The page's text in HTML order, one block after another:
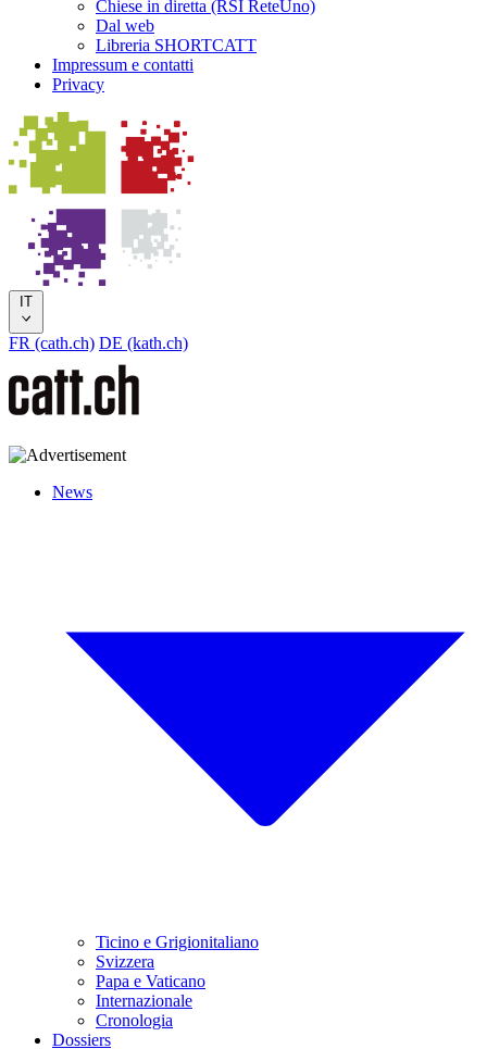
Chiese in diretta (RSI ReteUno)
Dal web
Libreria SHORTCATT
Impressum e contatti
Privacy
IT
FR (cath.ch) DE (kath.ch)
News
Ticino e Grigionitaliano
Svizzera
Papa e Vaticano
Internazionale
Cronologia
Dossiers